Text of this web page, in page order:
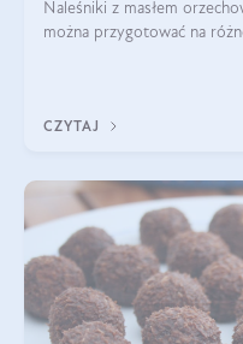
Naleśniki z masłem
można przygotować na
CZYTAJ